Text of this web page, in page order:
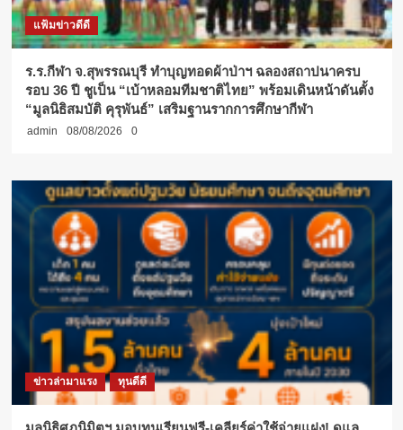
แฟ้มข่าวดีดี
ร.ร.กีฬา จ.สุพรรณบุรี ทำบุญทอดผ้าป่าฯ ฉลองสถาปนาครบ
รอบ 36 ปี ชูเป็น “เบ้าหลอมทีมชาติไทย” พร้อมเดินหน้าดันตั้ง
“มูลนิธิสมบัติ คุรุพันธ์” เสริมฐานรากการศึกษากีฬา
admin 08/08/2026 0
ข่าวล่ามาแรง ทุนดีดี